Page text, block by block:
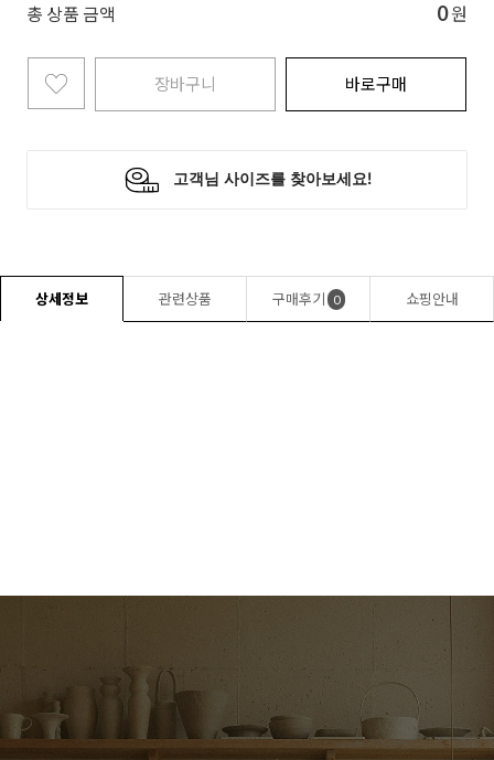
총 상품 금액 0 원
장바구니 바로구매
상세정보 관련상품 구매후기 0 쇼핑안내